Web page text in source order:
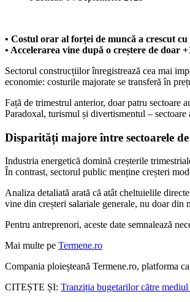
• Costul orar al forței de muncă a crescut
• Accelerarea vine după o creștere de doar
Sectorul construcțiilor înregistrează cea mai
economie: costurile majorate se transferă în
Față de trimestrul anterior, doar patru sectoare
Paradoxal, turismul și divertismentul –
Disparități majore între sectoarele
Industria energetică domină creșterile
În contrast, sectorul public menține creșteri
Analiza detaliată arată că atât cheltuielile
vine din creșteri salariale generale, nu doar din
Pentru antreprenori, aceste date semnalează
Mai multe pe Termene.ro
Compania ploieșteană Termene.ro, platforma
CITEȘTE ȘI: Tranziția bugetarilor către